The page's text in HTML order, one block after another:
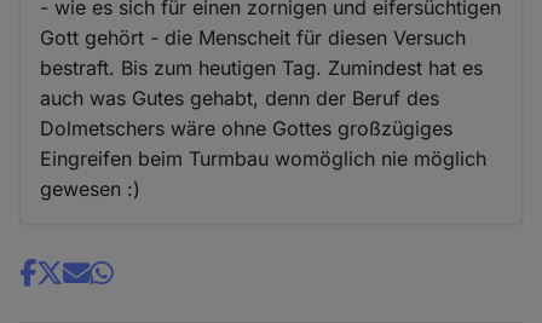
- wie es sich für einen zornigen und eifersüchtigen
Gott gehört - die Menscheit für diesen Versuch
bestraft. Bis zum heutigen Tag. Zumindest hat es
auch was Gutes gehabt, denn der Beruf des
Dolmetschers wäre ohne Gottes großzügiges
Eingreifen beim Turmbau womöglich nie möglich
gewesen :)
Share